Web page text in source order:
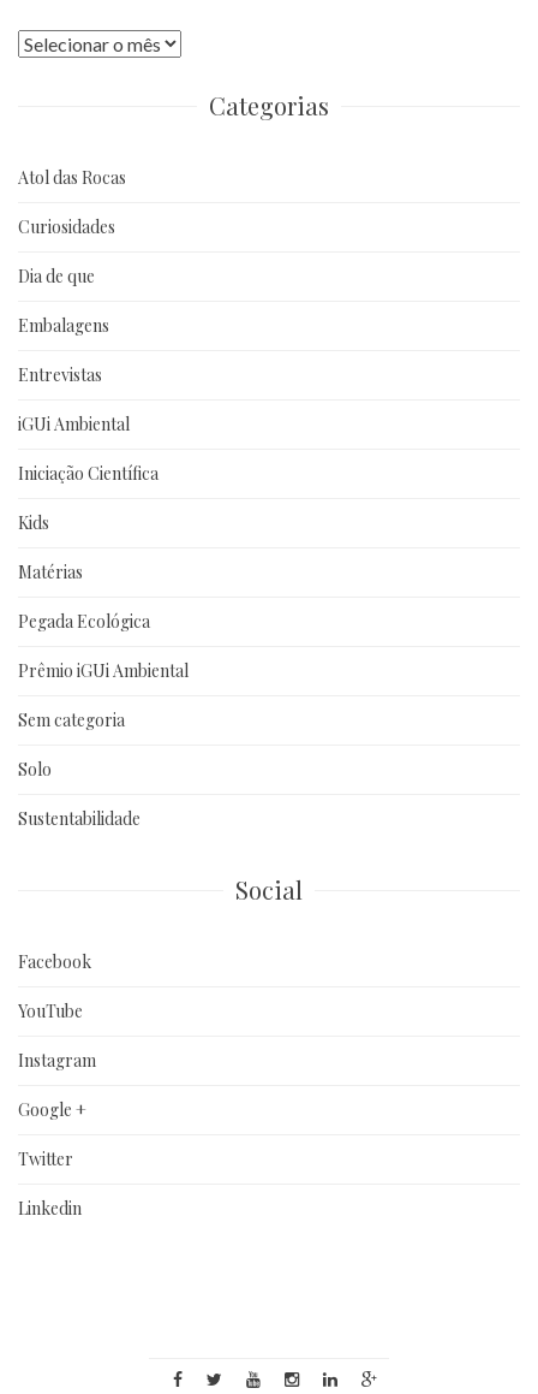
Publicações
Categorias
Atol das Rocas
Curiosidades
Dia de que
Embalagens
Entrevistas
iGUi Ambiental
Iniciação Científica
Kids
Matérias
Pegada Ecológica
Prêmio iGUi Ambiental
Sem categoria
Solo
Sustentabilidade
Social
Facebook
YouTube
Instagram
Google +
Twitter
Linkedin